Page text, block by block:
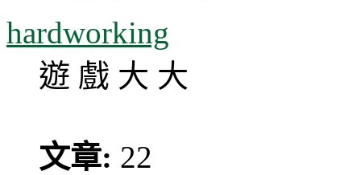
hardworking
遊 戲 大 大
文章: 22